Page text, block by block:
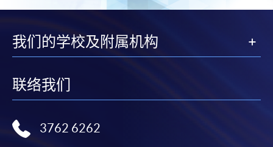
我们的学校及附属机构
联络我们
3762 6262